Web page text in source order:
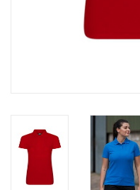
DENIM / SPIJKERGOED
JACKS / JASSEN